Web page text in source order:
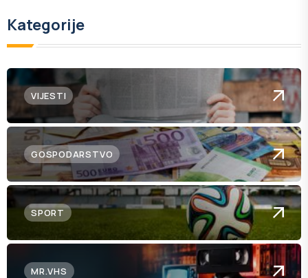
Kategorije
VIJESTI
GOSPODARSTVO
SPORT
MR.VHS